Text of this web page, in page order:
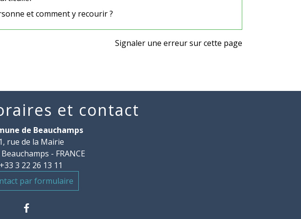
et comment y recourir ?
Signaler une erreur sur cette page
et contact
de Beauchamps
1, rue de la Mairie
- FRANCE
+33 3 22 26 13 11
par formulaire